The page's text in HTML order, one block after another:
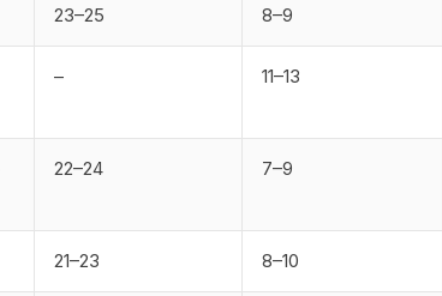
Vegane Proteinquellen –
23–25 8–9
– 11–13
22–24 7–9
21–23 8–10